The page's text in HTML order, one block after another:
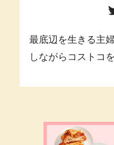
最底辺を生きる主
しながらコストコ